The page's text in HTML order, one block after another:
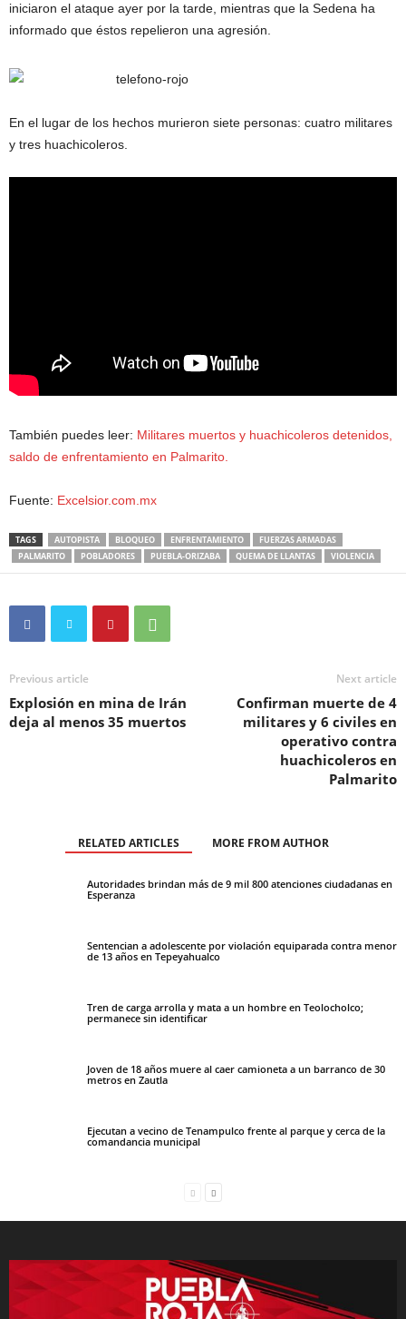
iniciaron el ataque ayer por la tarde, mientras que la Sedena ha
informado que éstos repelieron una agresión.
En el lugar de los hechos murieron siete personas: cuatro militares
y tres huachicoleros.
También puedes leer: Militares muertos y huachicoleros detenidos,
saldo de enfrentamiento en Palmarito.
Fuente: Excelsior.com.mx
TAGS AUTOPISTA BLOQUEO ENFRENTAMIENTO
FUERZAS ARMADAS
PALMARITO
POBLADORES PUEBLA-ORIZABA QUEMA DE LLANTAS VIOLENCIA
Previous article
Explosión en mina de Irán
deja al menos 35 muertos
Next article
Confirman muerte de 4
militares y 6 civiles en
operativo contra
huachicoleros en
Palmarito
RELATED ARTICLES MORE FROM AUTHOR
Autoridades brindan más de 9 mil 800 atenciones ciudadanas en
Esperanza
Sentencian a adolescente por violación equiparada contra menor
de 13 años en Tepeyahualco
Tren de carga arrolla y mata a un hombre en Teolocholco;
permanece sin identificar
Joven de 18 años muere al caer camioneta a un barranco de 30
metros en Zautla
Ejecutan a vecino de Tenampulco frente al parque y cerca de la
comandancia municipal